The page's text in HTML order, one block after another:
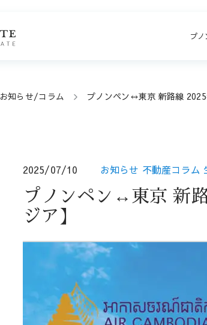
プノ
お知らせ/コラム プノンペン↔︎東京 新路線 2025
2025/07/10 お知らせ 不動産コラム
プノンペン↔︎東京 新
ジア】